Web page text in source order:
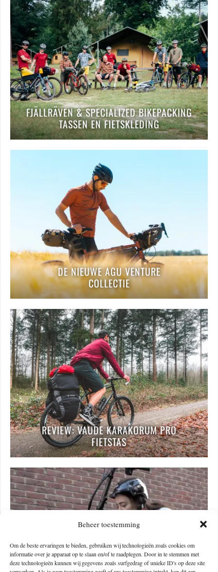
Beheer toestemming
Om de beste ervaringen te bieden, gebruiken wij technologieën zoals cookies om
informatie over je apparaat op te slaan en/of te raadplegen. Door in te stemmen met
deze technologieën kunnen wij gegevens zoals surfgedrag of unieke ID's op deze site
FJÄLLRÄVEN & SPECIALIZED BIKEPACKING
TASSEN EN FIETSKLEDING
DE NIEUWE AGU VENTURE
COLLECTIE
REVIEW: VAUDE KARAKORUM PRO
FIETSTAS